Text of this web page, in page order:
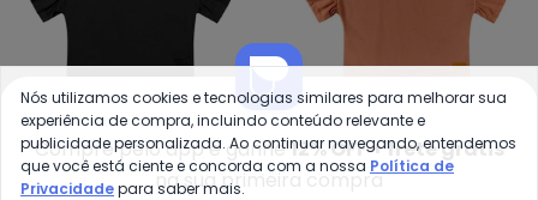
Quimby - Cropped Básico
Compre pelo app e ganhe12% OFF + frete grátis
na sua primeira compra
Nós utilizamos cookies e tecnologias similares para melhorar sua
experiência de compra, incluindo conteúdo relevante e
publicidade personalizada. Ao continuar navegando, entendemos
que você está ciente e concorda com a nossa Política de
Privacidadepara saber mais.